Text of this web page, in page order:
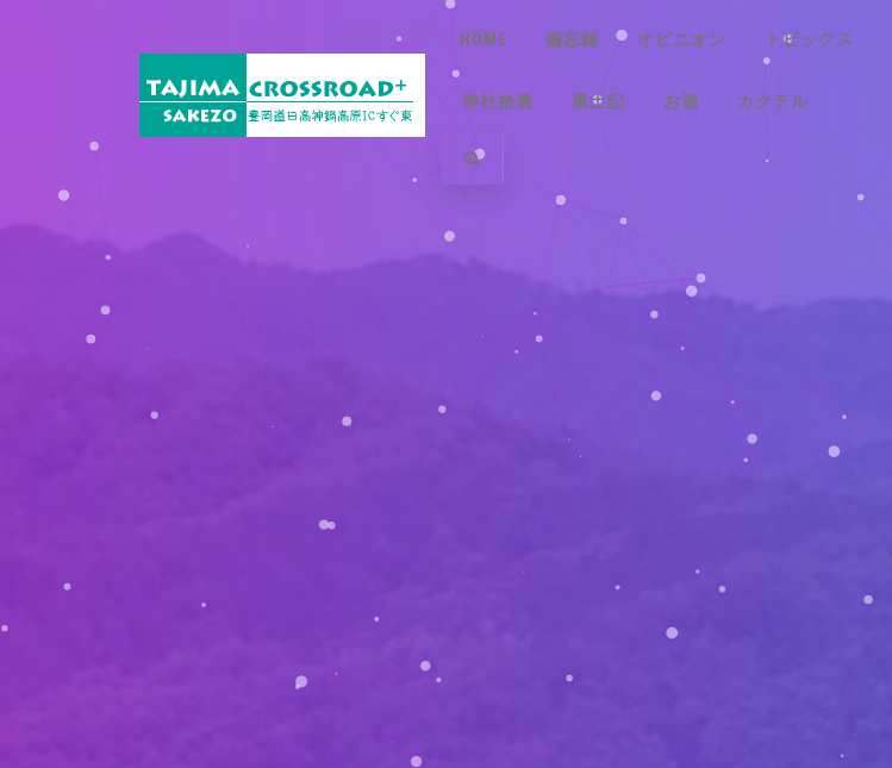
HOME 備忘録 オピニオン トピックス
神社拾遺 風土記 お酒 カクテル